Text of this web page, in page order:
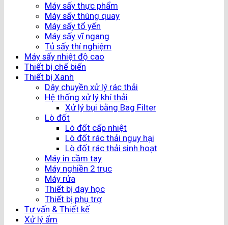
Máy sấy thực phẩm
Máy sấy thùng quay
Máy sấy tổ yến
Máy sấy vĩ ngang
Tủ sấy thí nghiệm
Máy sấy nhiệt độ cao
Thiết bị chế biến
Thiết bị Xanh
Dây chuyền xử lý rác thải
Hệ thống xử lý khí thải
Xử lý bụi bằng Bag Filter
Lò đốt
Lò đốt cấp nhiệt
Lò đốt rác thải nguy hại
Lò đốt rác thải sinh hoạt
Máy in cầm tay
Máy nghiền 2 trục
Máy rửa
Thiết bị dạy học
Thiết bị phụ trợ
Tư vấn & Thiết kế
Xử lý ẩm